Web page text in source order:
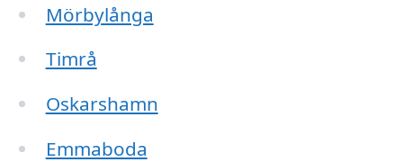
Mörbylånga
Timrå
Oskarshamn
Emmaboda